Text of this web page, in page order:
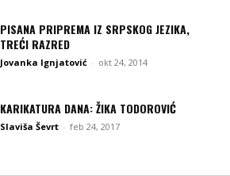
PISANA PRIPREMA IZ SRPSKOG JEZIKA,
TREĆI RAZRED
Jovanka Ignjatović - okt 24, 2014
KARIKATURA DANA: ŽIKA TODOROVIĆ
Slaviša Ševrt - feb 24, 2017